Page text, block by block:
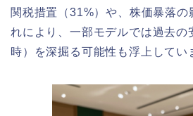
関税措置（31%）や、株価暴落の
れにより、一部モデルでは過去の
時）を深掘る可能性も浮上してい